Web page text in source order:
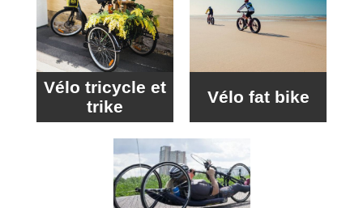
Vélo tricycle et
trike
Vélo fat bike